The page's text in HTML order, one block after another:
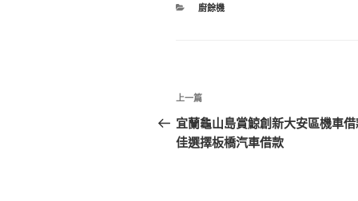
分
廚餘機
文
章
導
上
一
篇
上一篇
宜蘭龜山島賞鯨創新大安區機車
佳選擇板橋汽車借款